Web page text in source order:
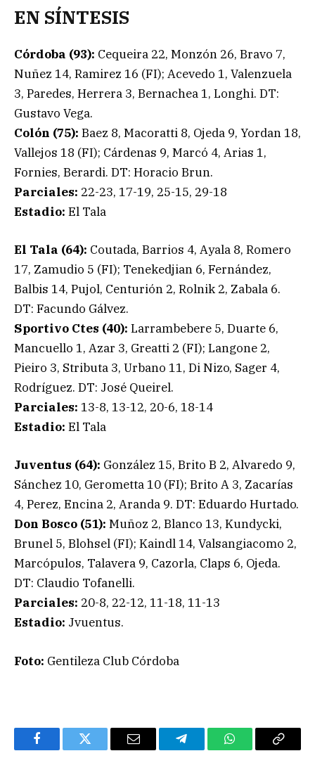
EN SÍNTESIS
Córdoba (93): Cequeira 22, Monzón 26, Bravo 7,
Nuñez 14, Ramirez 16 (FI); Acevedo 1, Valenzuela
3, Paredes, Herrera 3, Bernachea 1, Longhi. DT:
Gustavo Vega.
Colón (75): Baez 8, Macoratti 8, Ojeda 9, Yordan 18,
Vallejos 18 (FI); Cárdenas 9, Marcó 4, Arias 1,
Fornies, Berardi. DT: Horacio Brun.
Parciales: 22-23, 17-19, 25-15, 29-18
Estadio: El Tala
El Tala (64): Coutada, Barrios 4, Ayala 8, Romero
17, Zamudio 5 (FI); Tenekedjian 6, Fernández,
Balbis 14, Pujol, Centurión 2, Rolnik 2, Zabala 6.
DT: Facundo Gálvez.
Sportivo Ctes (40): Larrambebere 5, Duarte 6,
Mancuello 1, Azar 3, Greatti 2 (FI); Langone 2,
Pieiro 3, Stributa 3, Urbano 11, Di Nizo, Sager 4,
Rodríguez. DT: José Queirel.
Parciales: 13-8, 13-12, 20-6, 18-14
Estadio: El Tala
Juventus (64): González 15, Brito B 2, Alvaredo 9,
Sánchez 10, Gerometta 10 (FI); Brito A 3, Zacarías
4, Perez, Encina 2, Aranda 9. DT: Eduardo Hurtado.
Don Bosco (51): Muñoz 2, Blanco 13, Kundycki,
Brunel 5, Blohsel (FI); Kaindl 14, Valsangiacomo 2,
Marcópulos, Talavera 9, Cazorla, Claps 6, Ojeda.
DT: Claudio Tofanelli.
Parciales: 20-8, 22-12, 11-18, 11-13
Estadio: Jvuentus.
Foto: Gentileza Club Córdoba
FacebookTwitter Email TelegramWhatsAppCopy